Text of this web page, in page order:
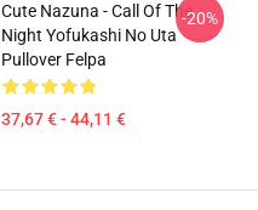
Cute Nazuna - Call Of The
Night Yofukashi No Uta
Pullover Felpa
37,67 € - 44,11 €
-20%